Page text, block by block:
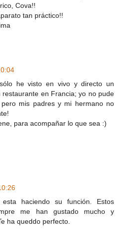
Cova!!
tan práctico!!
he visto en vivo y directo un
en Francia; yo no pude
mis padres y mi hermano no
para acompañar lo que sea :)
haciendo su función. Estos
me han gustado mucho y
ha queddo perfecto.